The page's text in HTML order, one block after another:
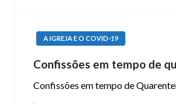
A IGREJA E O COVID-19
Confissões em tempo de
Confissões em tempo de